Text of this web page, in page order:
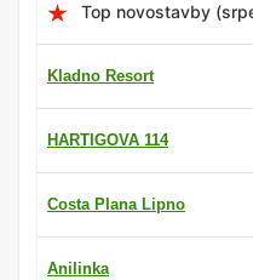
Top novostavby
Kladno Resort
HARTIGOVA 114
Costa Plana Lipno
Anilinka